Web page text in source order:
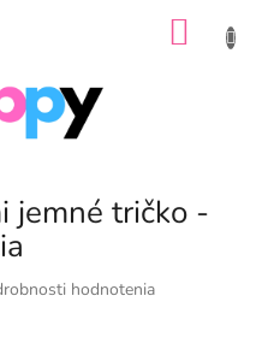
jemné tričko -
hodnotenia